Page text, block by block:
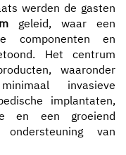
werden de gasten
geleid, waar een
componenten en
Het centrum
waaronder
invasieve
implantaten,
en een groeiend
van